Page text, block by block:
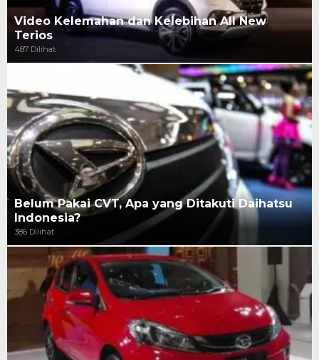
Video Kelemahan dan Kelebihan All New
Terios
487 Dilihat
Belum Pakai CVT, Apa yang Ditakuti Daihatsu
Indonesia?
386 Dilihat